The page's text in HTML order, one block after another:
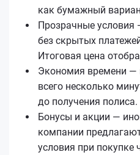
как бумажный
Прозрачные
без скрытых
Итоговая цена
Экономия времени —
всего несколько
до получения полиса.
Бонусы и акции —
компании
условия при покупке